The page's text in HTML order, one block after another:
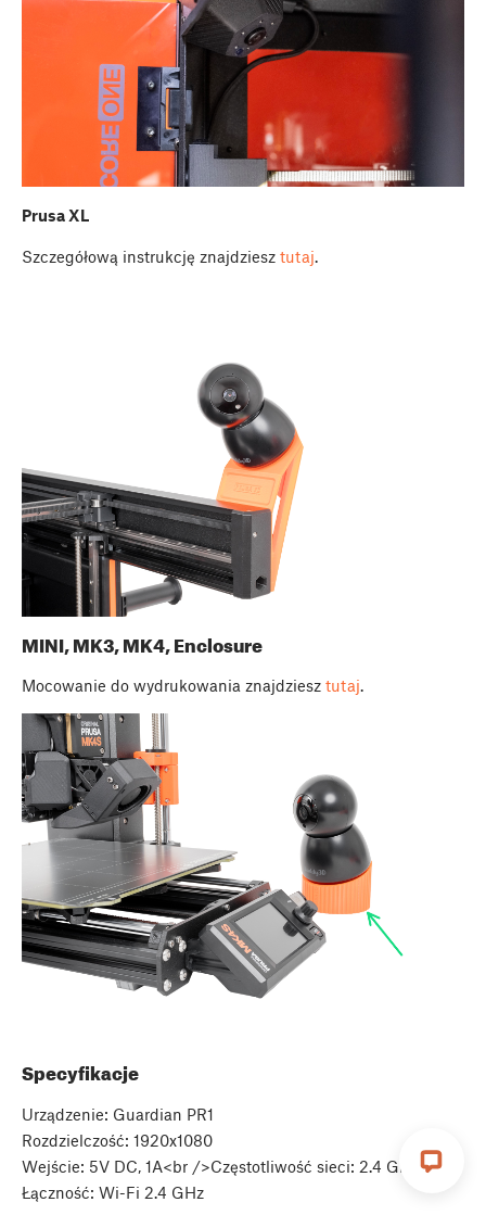
Prusa XL
Szczegółową instrukcję znajdziesz tutaj.
MINI, MK3, MK4, Enclosure
Mocowanie do wydrukowania znajdziesz tutaj.
Specyfikacje
Urządzenie: Guardian PR1
Rozdzielczość: 1920x1080
Wejście: 5V DC, 1A<br />Częstotliwość sieci: 2.4 GHz
Łączność: Wi-Fi 2.4 GHz